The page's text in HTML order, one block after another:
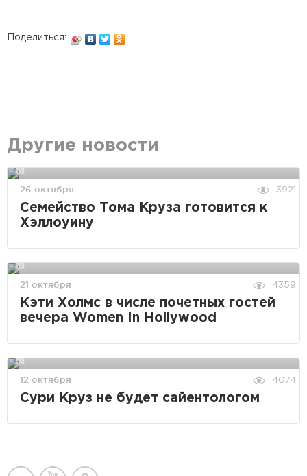
Поделиться:
Другие новости
26 октября 3921
Семейство Тома Круза готовится к
Хэллоуину
21 октября 4359
Кэти Холмс в числе почетных гостей
вечера Women In Hollywood
12 октября 4074
Сури Круз не будет сайентологом